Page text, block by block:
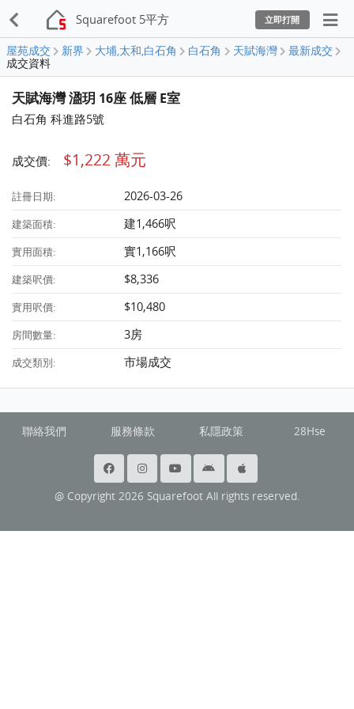
Squarefoot 5平方 立即打開
屋苑成交 新界 大埔,太和,白石角 白石角 天賦海灣
最新成交
成交資料
天賦海灣 溋玥 16座 低層 E室
白石角 科進路5號
成交價: $1,222 萬元
註冊日期: 2026-03-26
建築面積: 建1,466呎
實用面積: 實1,166呎
建築呎價: $8,336
實用呎價: $10,480
房間數量: 3房
成交類別: 市場成交
聯絡我們 服務條款 私隱政策 28Hse
@ Copyright 2026 Squarefoot All rights reserved.